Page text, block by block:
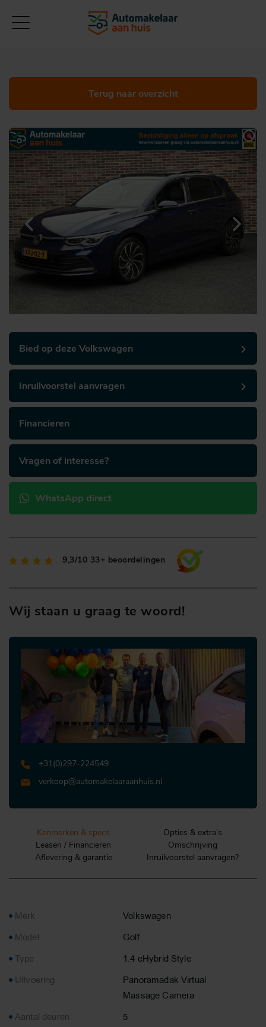
Terug naar overzicht
Bied op deze Volkswagen
Inruilvoorstel aanvragen
Financieren
Vragen of interesse?
WhatsApp direct
9,3/10 33+ beoordelingen
Wij staan u graag te woord!
+31 (0)297-224549
verkoop@automakelaaraanhuis.nl
Kenmerken & specs
Opties & extra’s
Leasen / Financieren
Omschrijving
Aflevering & garantie
Inruilvoorstel aanvragen?
Merk
Volkswagen
Model
Golf
Type
1.4 eHybrid Style
Uitvoering
Panoramadak Virtual
Massage Camera
Aantal deuren
5